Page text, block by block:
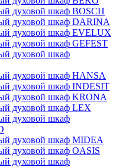
духовой шкаф BOSCH
духовой шкаф DARINA
духовой шкаф EVELUX
духовой шкаф GEFEST
духовой шкаф
духовой шкаф HANSA
духовой шкаф INDESIT
духовой шкаф KRONA
духовой шкаф LEX
духовой шкаф
духовой шкаф MIDEA
духовой шкаф OASIS
духовой шкаф